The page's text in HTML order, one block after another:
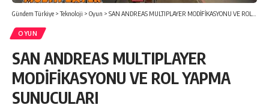
Gündem Türkiye >Teknoloji > Oyun > SAN ANDREAS MULTIPLAYER MODİFİKASYONU VE ROL YAPMA SUNUCULARI
OYUN
SAN ANDREAS MULTIPLAYER
MODİFİKASYONU VE ROL YAPMA
SUNUCULARI